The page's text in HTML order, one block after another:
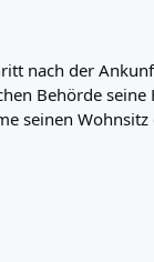
nach der
Behörde
seinen